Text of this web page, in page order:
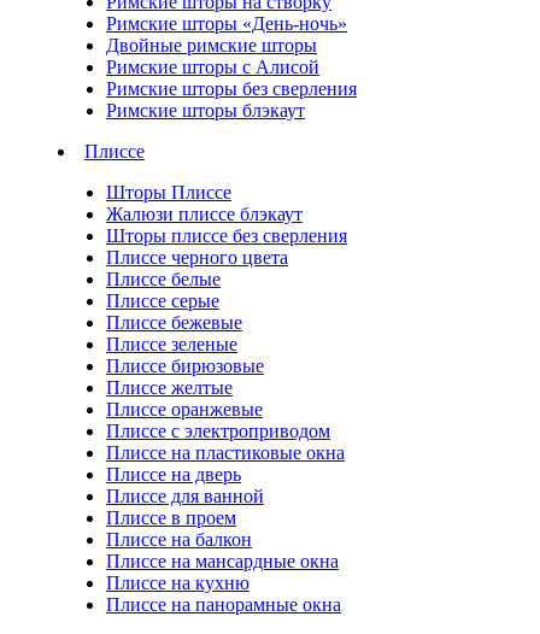
Римские шторы «День-ночь»
Двойные римские шторы
Римские шторы с Алисой
Римские шторы без сверления
Римские шторы блэкаут
Плиссе
Шторы Плиссе
Жалюзи плиссе блэкаут
Шторы плиссе без сверления
Плиссе черного цвета
Плиссе белые
Плиссе серые
Плиссе бежевые
Плиссе зеленые
Плиссе бирюзовые
Плиссе желтые
Плиссе оранжевые
Плиссе с электроприводом
Плиссе на пластиковые окна
Плиссе на дверь
Плиссе для ванной
Плиссе в проем
Плиссе на балкон
Плиссе на мансардные окна
Плиссе на кухню
Плиссе на панорамные окна